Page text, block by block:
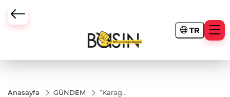
TR
Anasayfa GÜNDEM
“Karagöz